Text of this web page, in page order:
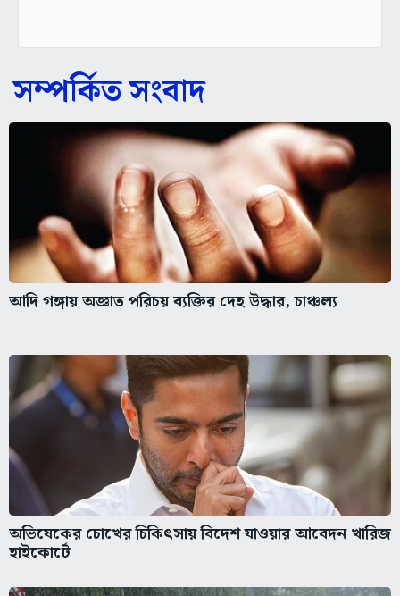
সম্পর্কিত সংবাদ
আদি গঙ্গায় অজ্ঞাত পরিচয় ব্যক্তির দেহ উদ্ধার, চাঞ্চল্য
অভিষেকের চোখের চিকিৎসায় বিদেশ যাওয়ার আবেদন খারিজ
হাইকোর্টে